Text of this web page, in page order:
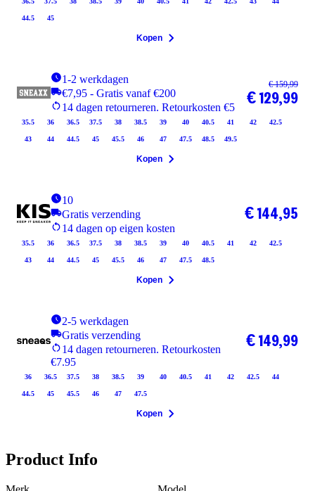
44.5 45
Kopen
1-2 werkdagen
€7,95 - Gratis vanaf €200
14 dagen retourneren. Retourkosten €5
35.5 36 36.5 37.5 38 38.5 39 40 40.5 41 42 42.5
43 44 44.5 45 45.5 46 47 47.5 48.5 49.5
€ 159,99
€ 129,99
Kopen
10
Gratis verzending
14 dagen op eigen kosten
35.5 36 36.5 37.5 38 38.5 39 40 40.5 41 42 42.5
43 44 44.5 45 45.5 46 47 47.5 48.5
€ 144,95
Kopen
2-5 werkdagen
Gratis verzending
14 dagen retourneren. Retourkosten
€7.95
36 36.5 37.5 38 38.5 39 40 40.5 41 42 42.5 44
44.5 45 45.5 46 47 47.5
€ 149,99
Kopen
Product Info